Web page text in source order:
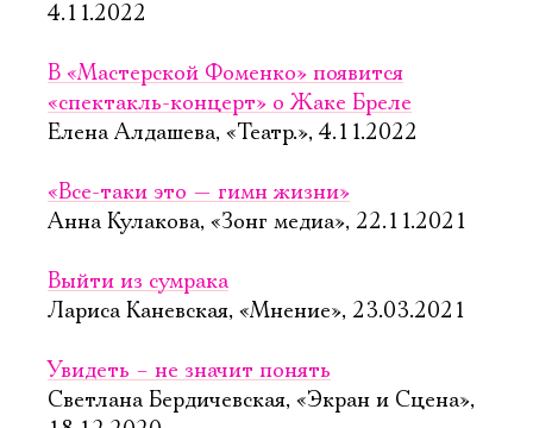
4.11.2022
В «Мастерской Фоменко» появится
«спектакль-концерт» о Жаке Бреле
Елена Алдашева, «Театр.», 4.11.2022
«Все-таки это — гимн жизни»
Анна Кулакова, «Зонг медиа», 22.11.2021
Выйти из сумрака
Лариса Каневская, «Мнение», 23.03.2021
Увидеть – не значит понять
Светлана Бердичевская, «Экран и Сцена»,